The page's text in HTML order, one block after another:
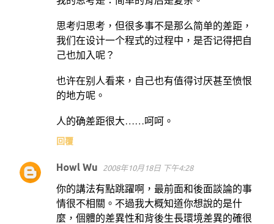
思考归思考，但很多事不是那么简单的差距，
我们在设计一个程式的过程中，是否记得把自
己也加入呢？
也许在别人看来，自己也有值得讨厌甚至愤恨
的地方呢。
人的确差距很大……呵呵。
回覆
Howl Wu 2008年10月18日 下午4:28
你的講法有點跳躍啊，最前面和後面談論的事
情很不相關。不過我大概知道你想說的是什
麼，個體的差異性和背後生長環境差異的確很